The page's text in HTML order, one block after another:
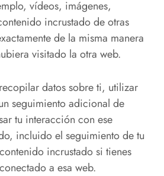
vídeos, imágenes,
incrustado de otras
de la misma manera
visitado la otra web.
datos sobre ti, utilizar
seguimiento adicional de
tu interacción con ese
incluido el seguimiento de tu
incrustado si tienes
a esa web.